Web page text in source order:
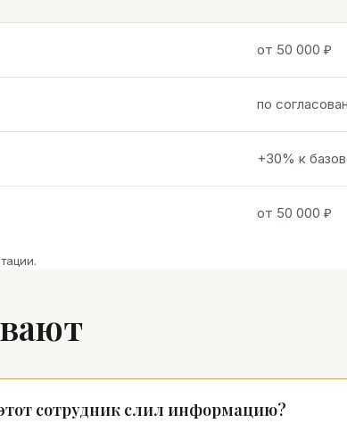
от 50 000 ₽
по
+30% к
от 50 000 ₽
сотрудник слил информацию?